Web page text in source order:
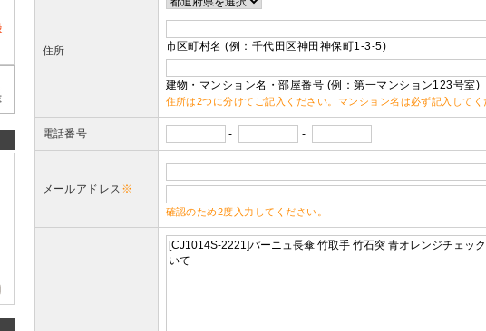
住所 市区町村名 (例：千代田区神田神保町1-3-5)
建物・マンション名・部屋番号 (例：第一マンション123号室)
住所は2つに分けてご記入ください。マンション名は必ず記入してく
電話番号 - -
メールアドレス ※
確認のため2度入力してください。